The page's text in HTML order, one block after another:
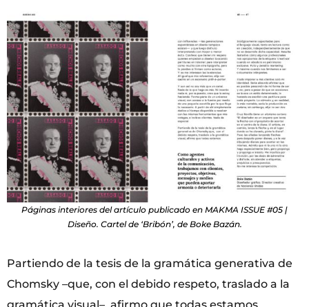
Páginas interiores del artículo publicado en MAKMA ISSUE #05 |
Diseño. Cartel de ‘Bribón’, de Boke Bazán.
Partiendo de la tesis de la gramática generativa de
Chomsky –que, con el debido respeto, traslado a la